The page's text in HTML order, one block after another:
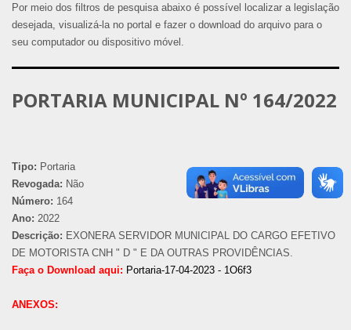
Por meio dos filtros de pesquisa abaixo é possível localizar a legislação
desejada, visualizá-la no portal e fazer o download do arquivo para o
seu computador ou dispositivo móvel.
PORTARIA MUNICIPAL Nº 164/2022
Tipo: Portaria
Revogada: Não
Número: 164
Ano: 2022
Descrição: EXONERA SERVIDOR MUNICIPAL DO CARGO EFETIVO
DE MOTORISTA CNH " D " E DA OUTRAS PROVIDÊNCIAS.
Faça o Download aqui: Portaria-17-04-2023 - 1O6f3
ANEXOS: